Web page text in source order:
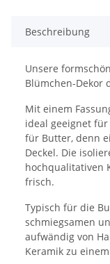
Beschreibung
Unsere
Blümchen-Dekor
Mit einem
ideal geeignet
für Butter, denn
Deckel. Die
hochqualitativen
frisch.
Typisch für die
schmiegsamen
aufwändig von
Keramik zu